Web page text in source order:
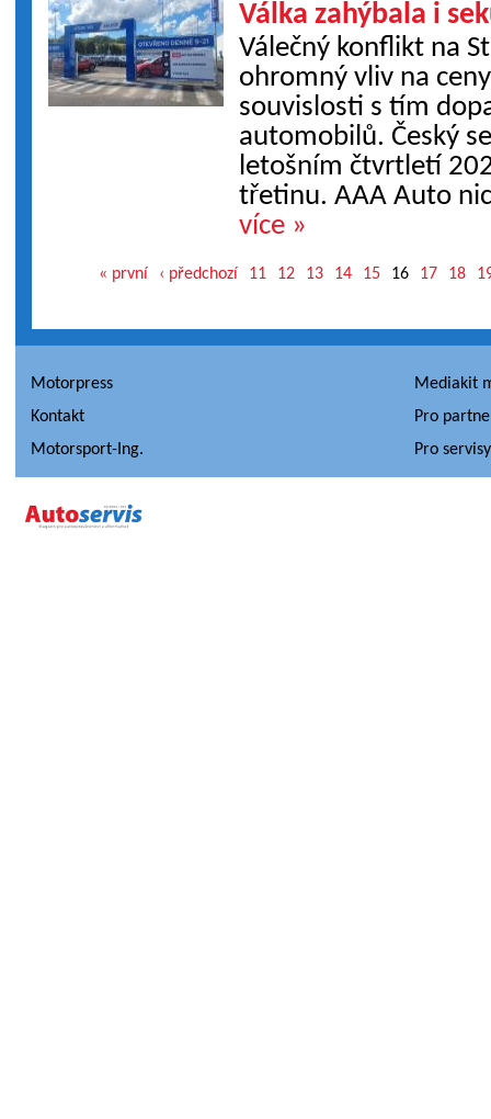
Válka zahýbala i
Válečný konflikt na
ohromný vliv na
souvislosti s tím
automobilů. Český
letošním čtvrtletí
třetinu. AAA Auto
více »
« první ‹ předchozí 11 12 13 14 15 16 17 18
Motorpress
Mediakit
Kontakt
Pro
Motorsport-Ing.
Pro servisy